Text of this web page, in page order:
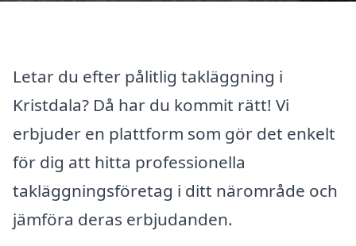
Letar du efter pålitlig takläggning i
Kristdala? Då har du kommit rätt! Vi
erbjuder en plattform som gör det enkelt
för dig att hitta professionella
takläggningsföretag i ditt närområde och
jämföra deras erbjudanden.